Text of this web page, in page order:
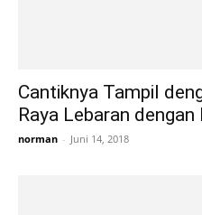
Cantiknya Tampil
Raya Lebaran
norman - Juni 14, 2018